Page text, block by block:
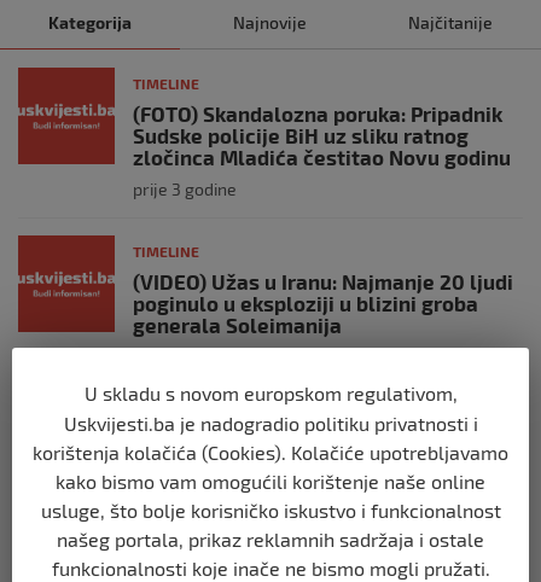
Kategorija Najnovije Najčitanije
TIMELINE
(FOTO) Skandalozna poruka: Pripadnik
Sudske policije BiH uz sliku ratnog
zločinca Mladića čestitao Novu godinu
prije 3 godine
TIMELINE
(VIDEO) Užas u Iranu: Najmanje 20 ljudi
poginulo u eksploziji u blizini groba
generala Soleimanija
TIMELINE
Staša Košarac na mukama: Evo šta su
mu uradili
prije 3 godine
TIMELINE
U skladu s novom europskom regulativom,
Uskvijesti.ba je nadogradio politiku privatnosti i
korištenja kolačića (Cookies). Kolačiće upotrebljavamo
kako bismo vam omogućili korištenje naše online
usluge, što bolje korisničko iskustvo i funkcionalnost
našeg portala, prikaz reklamnih sadržaja i ostale
funkcionalnosti koje inače ne bismo mogli pružati.